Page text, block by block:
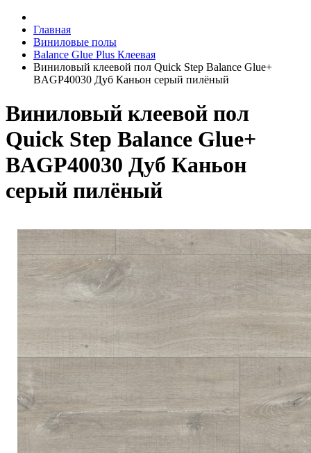
Главная
Виниловые полы
Balance Glue Plus Клеевая
Виниловый клеевой пол Quick Step Balance Glue+
BAGP40030 Дуб Каньон серый пилёный
Виниловый клеевой пол
Quick Step Balance Glue+
BAGP40030 Дуб Каньон
серый пилёный